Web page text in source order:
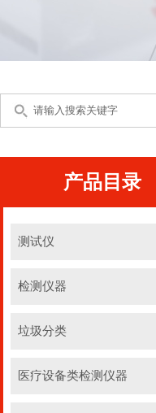
产品目录
测试仪
检测仪器
垃圾分类
医疗设备类检测仪器